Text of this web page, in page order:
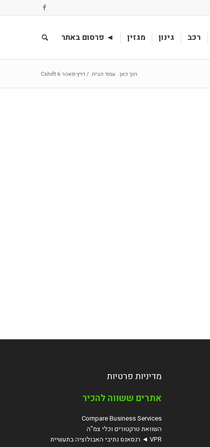
רכב גינון מגזין ◄ פרסום באתר
הנך כאן: עמוד הבית /דויץ-פאהר 6 Cshift
מדיניות פרטיות
אתרים ששווה להכיר
Compare Business Services
השוואת טרקטורים וכלי צמ"ה
VPR ◄ רנסאנס נתיבי האבולוציה בתעשיית